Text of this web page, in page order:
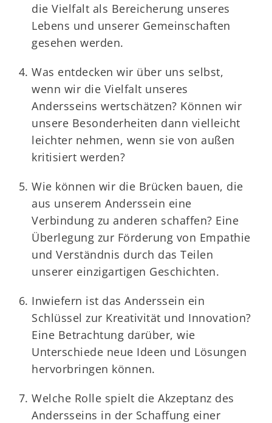
die Vielfalt als Bereicherung unseres
Lebens und unserer Gemeinschaften
gesehen werden.
Was entdecken wir über uns selbst,
wenn wir die Vielfalt unseres
Andersseins wertschätzen? Können wir
unsere Besonderheiten dann vielleicht
leichter nehmen, wenn sie von außen
kritisiert werden?
Wie können wir die Brücken bauen, die
aus unserem Anderssein eine
Verbindung zu anderen schaffen? Eine
Überlegung zur Förderung von Empathie
und Verständnis durch das Teilen
unserer einzigartigen Geschichten.
Inwiefern ist das Anderssein ein
Schlüssel zur Kreativität und Innovation?
Eine Betrachtung darüber, wie
Unterschiede neue Ideen und Lösungen
hervorbringen können.
Welche Rolle spielt die Akzeptanz des
Andersseins in der Schaffung einer